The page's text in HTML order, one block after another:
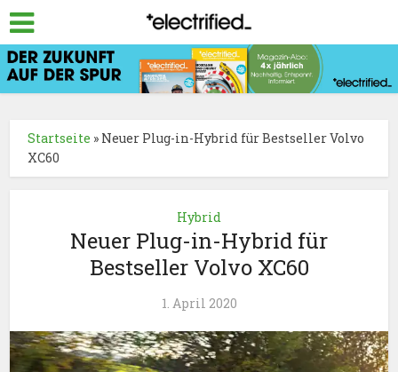
Startseite » Neuer Plug-in-Hybrid für Bestseller Volvo
XC60
Hybrid
Neuer Plug-in-Hybrid für
Bestseller Volvo XC60
1. April 2020